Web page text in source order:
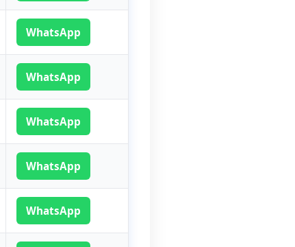
WhatsApp
WhatsApp
WhatsApp
WhatsApp
WhatsApp